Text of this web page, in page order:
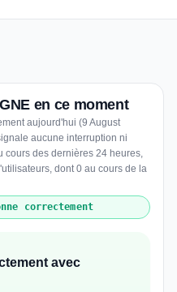
en ce moment
aujourd'hui (9 August
aucune interruption ni
cours des dernières 24 heures,
dont 0 au cours de la
correctement
avec